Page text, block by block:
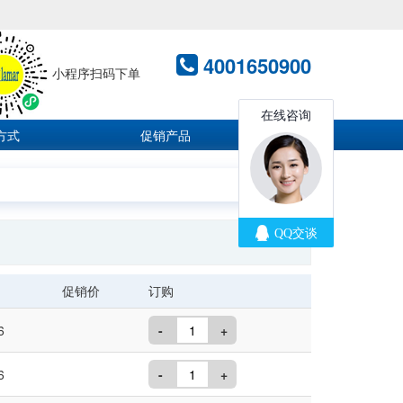
小程序扫码下单 4001650900
式 促销产品
促销价 订购
- +
- +